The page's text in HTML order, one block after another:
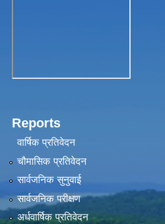
Reports
वार्षिक प्रतिवेदन
चौमासिक प्रतिवेदन
सार्वजनिक सुनुवाई
सार्वजनिक परीक्षण
अर्धवार्षिक प्रतिवेदन